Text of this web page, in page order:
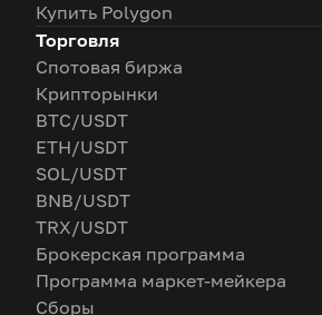
Купить Polygon
Торговля
Спотовая биржа
Крипторынки
BTC/USDT
ETH/USDT
SOL/USDT
BNB/USDT
TRX/USDT
Брокерская программа
Программа маркет-мейкера
Сборы